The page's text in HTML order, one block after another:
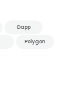
Dapp
Polygon